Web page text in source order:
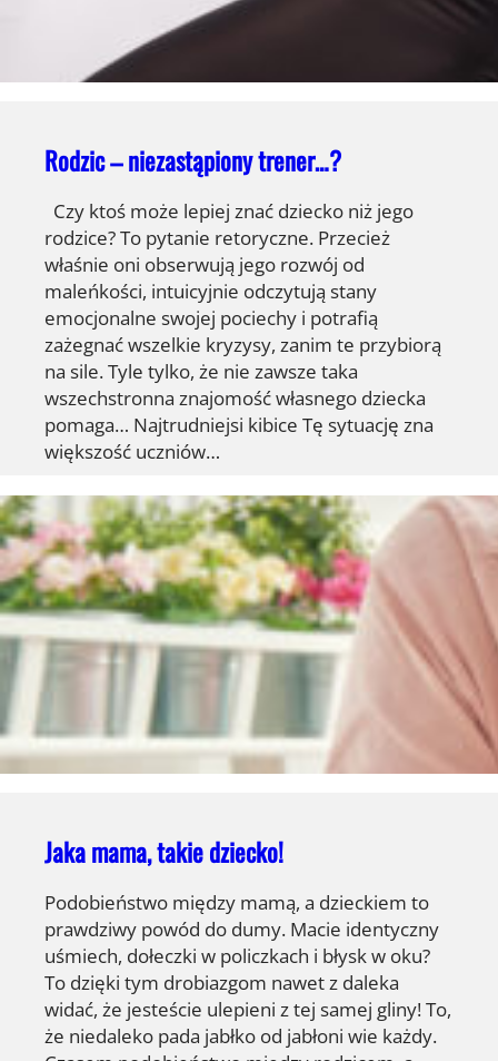
Rodzic – niezastąpiony trener…?
Czy ktoś może lepiej znać dziecko niż jego
rodzice? To pytanie retoryczne. Przecież
właśnie oni obserwują jego rozwój od
maleńkości, intuicyjnie odczytują stany
emocjonalne swojej pociechy i potrafią
zażegnać wszelkie kryzysy, zanim te przybiorą
na sile. Tyle tylko, że nie zawsze taka
wszechstronna znajomość własnego dziecka
pomaga… Najtrudniejsi kibice Tę sytuację zna
większość uczniów…
Jaka mama, takie dziecko!
Podobieństwo między mamą, a dzieckiem to
prawdziwy powód do dumy. Macie identyczny
uśmiech, dołeczki w policzkach i błysk w oku?
To dzięki tym drobiazgom nawet z daleka
widać, że jesteście ulepieni z tej samej gliny! To,
że niedaleko pada jabłko od jabłoni wie każdy.